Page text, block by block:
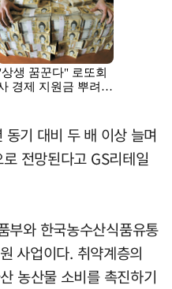
기 대비 두 배 이상 늘며
전망된다고 GS리테일
부와 한국농수산식품유통
사업이다. 취약계층의
농산물 소비를 촉진하기